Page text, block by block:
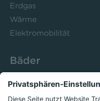
Erdgas
Wärme
Elektromobilität
Bäder
Freibad Rosenau